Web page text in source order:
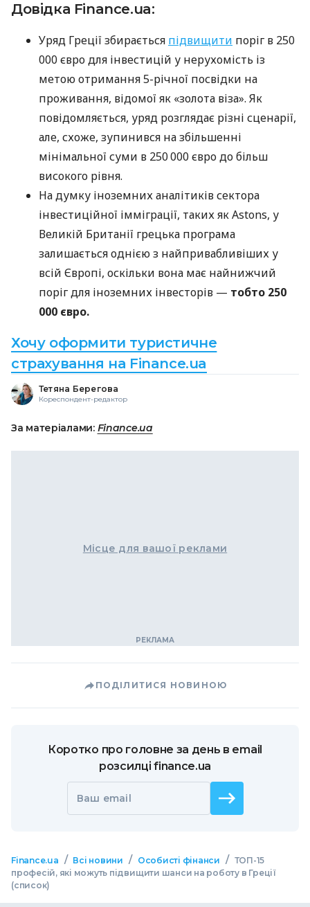
Довідка Finance.ua:
Уряд Греції збирається підвищити поріг в 250
000 євро для інвестицій у нерухомість із
метою отримання 5-річної посвідки на
проживання, відомої як «золота віза». Як
повідомляється, уряд розглядає різні сценарії,
але, схоже, зупинився на збільшенні
мінімальної суми в 250 000 євро до більш
високого рівня.
На думку іноземних аналітиків сектора
інвестиційної імміграції, таких як Astons, у
Великій Британії грецька програма
залишається однією з найпривабливіших у
всій Європі, оскільки вона має найнижчий
поріг для іноземних інвесторів — тобто 250
000 євро.
Хочу оформити туристичне
страхування на Finance.ua
Тетяна Берегова
Кореспондент-редактор
За матеріалами: Finance.ua
Місце для вашої реклами
ПОДІЛИТИСЯ НОВИНОЮ
Коротко про головне за день в email
розсилці finance.ua
Ваш email
Finance.ua / Всі новини / Особисті фінанси / ТОП-15
професій, які можуть підвищити шанси на роботу в Греції
(список)